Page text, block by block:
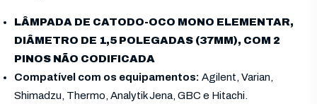
LÂMPADA DE CATODO-OCO MONO ELEMENTAR,
DIÂMETRO DE 1,5 POLEGADAS (37MM), COM 2
PINOS NÃO CODIFICADA
Compatível com os equipamentos: Agilent, Varian,
Shimadzu, Thermo, Analytik Jena, GBC e Hitachi.